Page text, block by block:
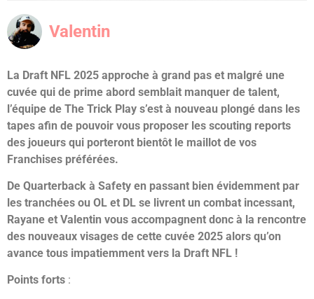
Valentin
La Draft NFL 2025 approche à grand pas et malgré une
cuvée qui de prime abord semblait manquer de talent,
l’équipe de The Trick Play s’est à nouveau plongé dans les
tapes afin de pouvoir vous proposer les scouting reports
des joueurs qui porteront bientôt le maillot de vos
Franchises préférées.
De Quarterback à Safety en passant bien évidemment par
les tranchées ou OL et DL se livrent un combat incessant,
Rayane et Valentin vous accompagnent donc à la rencontre
des nouveaux visages de cette cuvée 2025 alors qu’on
avance tous impatiemment vers la Draft NFL !
Points forts :